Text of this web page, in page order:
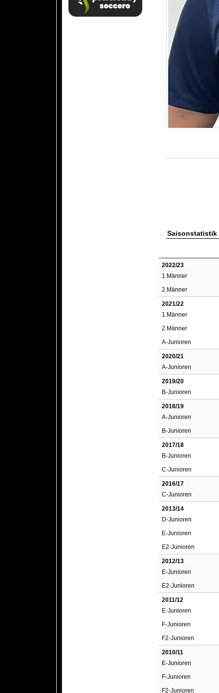
Saisonstatistik
2022/23
1.Männer
2.Männer
2021/22
1.Männer
2.Männer
A-Junioren
2020/21
A-Junioren
2019/20
B-Junioren
2018/19
A-Junioren
B-Junioren
2017/18
B-Junioren
C-Junioren
2016/17
C-Junioren
2013/14
D-Junioren
E-Junioren
E2-Junioren
2012/13
E-Junioren
E2-Junioren
2011/12
E-Junioren
F-Junioren
F2-Junioren
2010/11
E-Junioren
F-Junioren
F2-Junioren